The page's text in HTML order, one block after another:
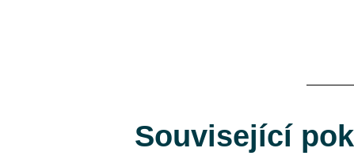
Související